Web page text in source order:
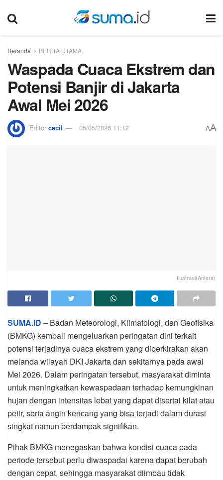
Beranda BERITA UTAMA
Waspada Cuaca Ekstrem dan
Potensi Banjir di Jakarta
Awal Mei 2026
Editor cecil 05/05/2026 11:12 AA
Ilustrasi(Antara)
SUMA.ID – Badan Meteorologi, Klimatologi, dan Geofisika
(BMKG) kembali mengeluarkan peringatan dini terkait
potensi terjadinya cuaca ekstrem yang diperkirakan akan
melanda wilayah DKI Jakarta dan sekitarnya pada awal
Mei 2026. Dalam peringatan tersebut, masyarakat diminta
untuk meningkatkan kewaspadaan terhadap kemungkinan
hujan dengan intensitas lebat yang dapat disertai kilat atau
petir, serta angin kencang yang bisa terjadi dalam durasi
singkat namun berdampak signifikan.
Pihak BMKG menegaskan bahwa kondisi cuaca pada
periode tersebut perlu diwaspadai karena dapat berubah
dengan cepat, sehingga masyarakat diimbau tidak